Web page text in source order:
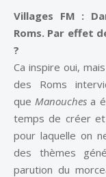
Villages FM :
Roms. Par effet
?
Ca inspire oui,
des Roms
que Manouches a
temps de créer et
pour laquelle on
des thèmes
parution du